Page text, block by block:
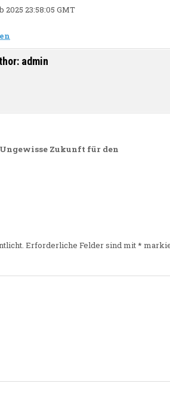
2025 23:58:05 GMT
admin
Zukunft für den
Erforderliche Felder sind mit*